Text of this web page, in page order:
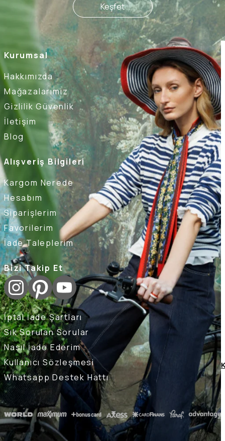
Kurumsal
Hakkımızda
Mağazalarımız
Gizlilik Güvenlik
İletişim
Blog
Alışveriş Bilgileri
Kargom Nerede
Hesabım
Siparişlerim
Favorilerim
İade Taleplerim
Bizi Takip Et
İptal İade Şartları
Sık Sorulan Sorular
Nasıl İade Ederim
Kullanıcı Sözleşmesi
Whatsapp Destek Hattı
Keşfet